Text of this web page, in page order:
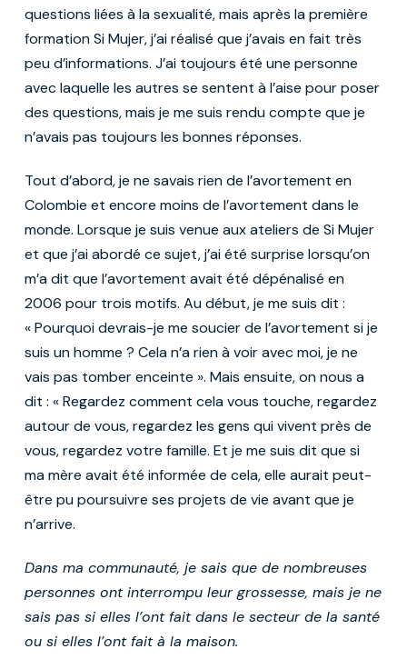
questions liées à la sexualité, mais après la première
formation Si Mujer, j’ai réalisé que j’avais en fait très
peu d’informations. J’ai toujours été une personne
avec laquelle les autres se sentent à l’aise pour poser
des questions, mais je me suis rendu compte que je
n’avais pas toujours les bonnes réponses.
Tout d’abord, je ne savais rien de l’avortement en
Colombie et encore moins de l’avortement dans le
monde. Lorsque je suis venue aux ateliers de Si Mujer
et que j’ai abordé ce sujet, j’ai été surprise lorsqu’on
m’a dit que l’avortement avait été dépénalisé en
2006 pour trois motifs. Au début, je me suis dit :
« Pourquoi devrais-je me soucier de l’avortement si je
suis un homme ? Cela n’a rien à voir avec moi, je ne
vais pas tomber enceinte ». Mais ensuite, on nous a
dit : « Regardez comment cela vous touche, regardez
autour de vous, regardez les gens qui vivent près de
vous, regardez votre famille. Et je me suis dit que si
ma mère avait été informée de cela, elle aurait peut-
être pu poursuivre ses projets de vie avant que je
n’arrive.
Dans ma communauté, je sais que de nombreuses
personnes ont interrompu leur grossesse, mais je ne
sais pas si elles l’ont fait dans le secteur de la santé
ou si elles l’ont fait à la maison.